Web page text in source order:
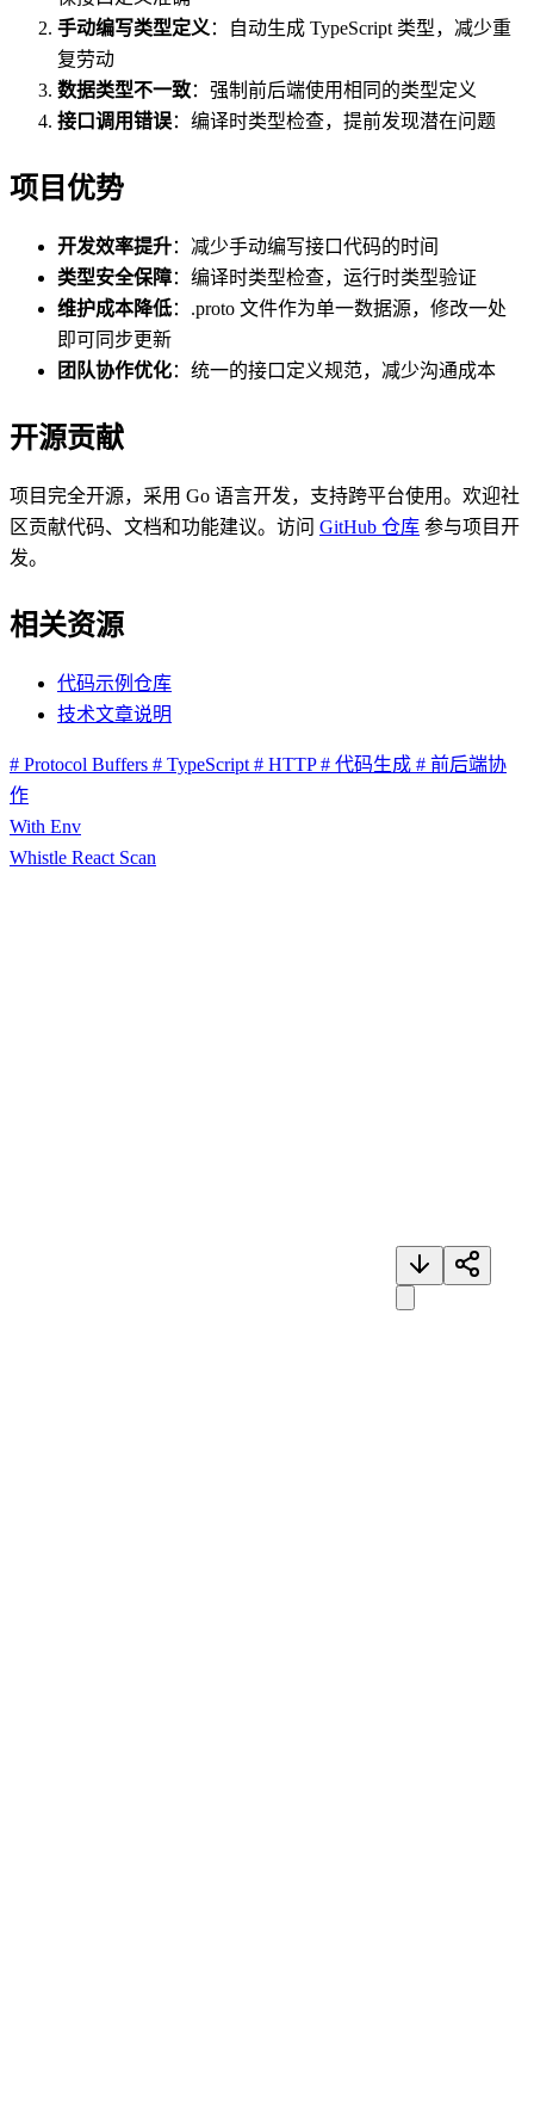
手动编写类型定义 ：自动生成 TypeScript 类型，减少重
复劳动
数据类型不一致：强制前后端使用相同的类型定义
接口调用错误：编译时类型检查，提前发现潜在问题
项目优势
开发效率提升：减少手动编写接口代码的时间
类型安全保障：编译时类型检查，运行时类型验证
维护成本降低：.proto 文件作为单一数据源，修改一处
即可同步更新
团队协作优化：统一的接口定义规范，减少沟通成本
开源贡献
项目完全开源，采用 Go 语言开发，支持跨平台使用。欢迎社
区贡献代码、文档和功能建议。访问 GitHub 仓库 参与项目开
发。
相关资源
代码示例仓库
技术文章说明
# Protocol Buffers # TypeScript # HTTP# 代码生成 # 前后端协
作
With Env
Whistle React Scan